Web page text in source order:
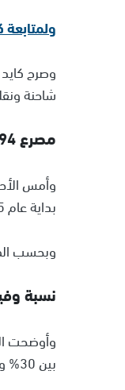
ولمتابعة كل ما يخص "عرب
وصرح
شاحنة
مصرع 94 شخص من المجتمع العربي بحوادث طرق منذ بداية العام الجاري
بداية عام 2025، مقارنة بـ106 ضحايا في الفترة ذاتها من العام الماضي.
وبحسب
نسبة
بين 30% و50%، أي أعلى بكثير من حصتهم السكانية.